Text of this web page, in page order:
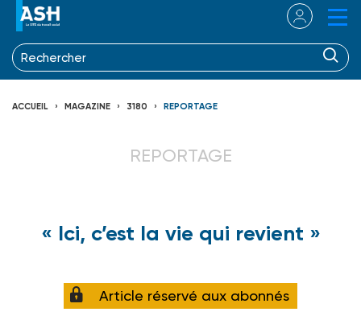
ACCUEIL MAGAZINE 3180 REPORTAGE
REPORTAGE
« Ici, c’est la vie qui revient »
Article réservé aux abonnés